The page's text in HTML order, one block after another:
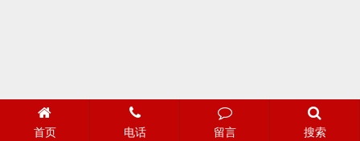
首页 电话 留言 搜索